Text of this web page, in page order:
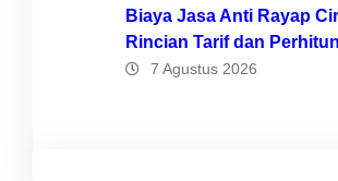
Biaya Jasa Anti Rayap
Rincian Tarif dan
7 Agustus 2026